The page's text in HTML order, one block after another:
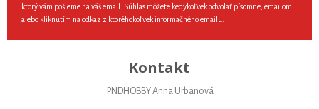
ktorý vám pošleme na váš email. Súhlas môžete kedykoľvek odvolať písomne, emailom
alebo kliknutím na odkaz z ktoréhokoľvek informačného emailu.
Kontakt
PNDHOBBY Anna Urbanová